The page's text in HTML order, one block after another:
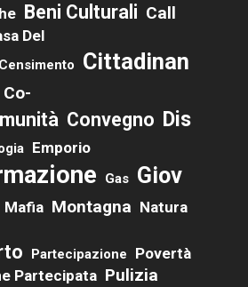
Beni Culturali Call
Del
Censimento
Cittadinan
Co-
Convegno Dis
Emporio
Gas Giov
Mafia Montagna Natura
Partecipazione
Povertà
Partecipata Pulizia